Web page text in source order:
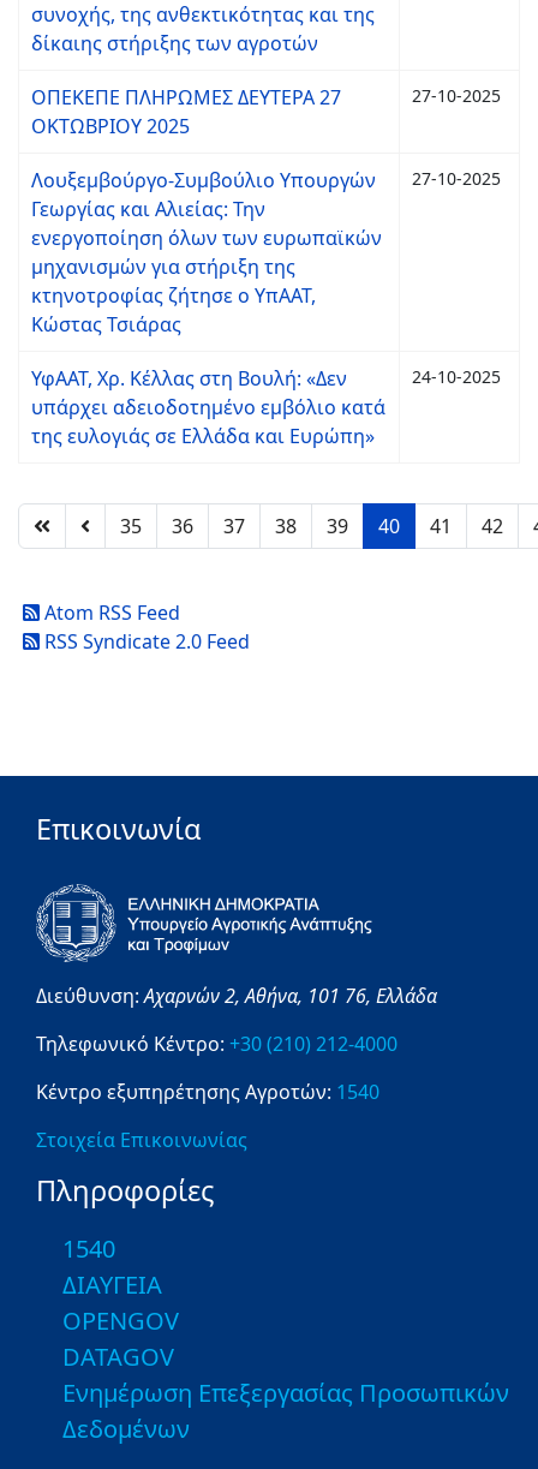
συνοχής, της ανθεκτικότητας και της
δίκαιης στήριξης των αγροτών
ΟΠΕΚΕΠΕ ΠΛΗΡΩΜΕΣ ΔΕΥΤΕΡΑ 27
ΟΚΤΩΒΡΙΟΥ 2025
27-10-2025
Λουξεμβούργο-Συμβούλιο Υπουργών
Γεωργίας και Αλιείας: Την
ενεργοποίηση όλων των ευρωπαϊκών
μηχανισμών για στήριξη της
κτηνοτροφίας ζήτησε o ΥπΑΑΤ,
Κώστας Τσιάρας
27-10-2025
ΥφΑΑΤ, Χρ. Κέλλας στη Βουλή: «Δεν
υπάρχει αδειοδοτημένο εμβόλιο κατά
της ευλογιάς σε Ελλάδα και Ευρώπη»
24-10-2025
35 36 37 38 39 40 41 42
Atom RSS Feed
RSS Syndicate 2.0 Feed
Επικοινωνία
Διεύθυνση:Αχαρνών 2,Αθήνα, 101 76, Ελλάδα
Τηλεφωνικό Κέντρο: +30 (210) 212-4000
Κέντρο εξυπηρέτησης Αγροτών: 1540
Στοιχεία Επικοινωνίας
Πληροφορίες
1540
ΔΙΑΥΓΕΙΑ
OPENGOV
DATAGOV
Ενημέρωση Επεξεργασίας Προσωπικών
Δεδομένων